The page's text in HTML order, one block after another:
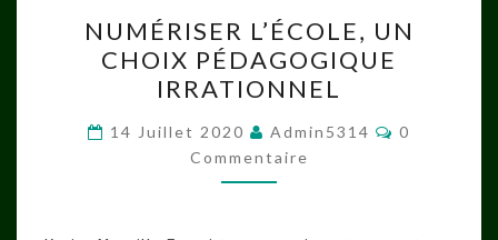
L’ÉCOLE,
UN
CHOIX
PÉDAGOGIQUE
IRRATIONNEL
NUMÉRISER L’ÉCOLE, UN
CHOIX PÉDAGOGIQUE
IRRATIONNEL
14 Juillet 2020 Admin5314
0
Commentaire